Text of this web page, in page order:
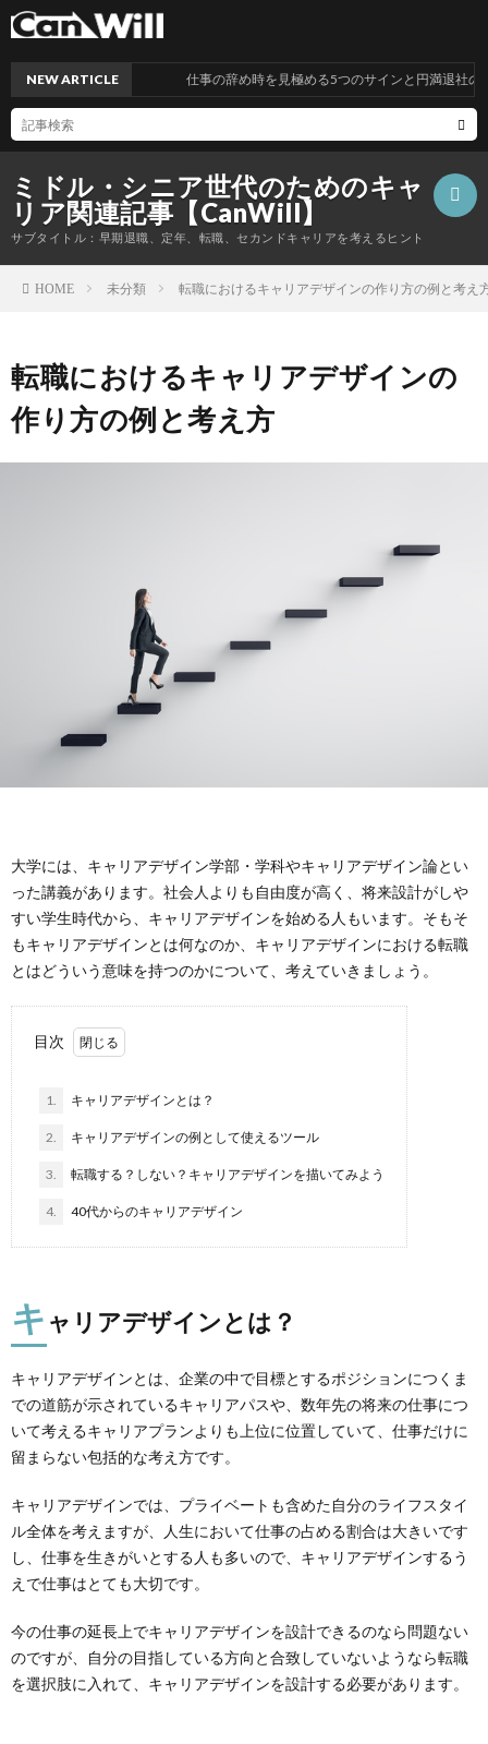
ミドル・シニア世代のためのキャ
リア関連記事【CanWill】
サブタイトル：早期退職、定年、転職、セカンドキャリアを考えるヒント
の
て
プ
リ
ー
NEW ARTICLE 仕事の辞め時を見極める5つのサインと円満退社のポイ
HOME 未分類 転職におけるキャリアデザインの作り方の例と考え
転職におけるキャリアデザインの
作り方の例と考え方
大学には、キャリアデザイン学部・学科やキャリアデザイン論とい
った講義があります。社会人よりも自由度が高く、将来設計がしや
すい学生時代から、キャリアデザインを始める人もいます。そもそ
もキャリアデザインとは何なのか、キャリアデザインにおける転職
とはどういう意味を持つのかについて、考えていきましょう。
目次
1. キャリアデザインとは？
2. キャリアデザインの例として使えるツール
3. 転職する？しない？キャリアデザインを描いてみよう
4. 40代からのキャリアデザイン
キ ャリアデザインとは？
キャリアデザインとは、企業の中で目標とするポジションにつくま
での道筋が示されているキャリアパスや、数年先の将来の仕事につ
いて考えるキャリアプランよりも上位に位置していて、仕事だけに
留まらない包括的な考え方です。
キャリアデザインでは、プライベートも含めた自分のライフスタイ
ル全体を考えますが、人生において仕事の占める割合は大きいです
し、仕事を生きがいとする人も多いので、キャリアデザインするう
えで仕事はとても大切です。
今の仕事の延長上でキャリアデザインを設計できるのなら問題ない
のですが、自分の目指している方向と合致していないようなら転職
を選択肢に入れて、キャリアデザインを設計する必要があります。